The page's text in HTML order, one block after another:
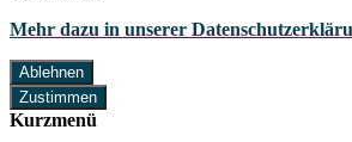
Mehr dazu in unserer
Ablehnen
Zustimmen
Kurzmenü